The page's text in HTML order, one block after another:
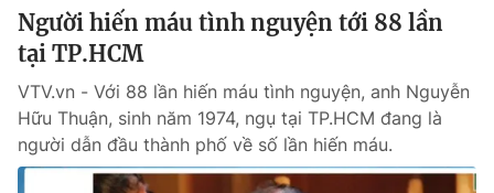
Phim VTV
Hậu trường
Nhân vật
Khán giả
Giải trí
Điện ảnh
Âm nhạc
Sao
Đời sống
Du lịch
Giáo dục
Người hiến máu tình nguyện tới 88 lần
tại TP.HCM
VTV.vn - Với 88 lần hiến máu tình nguyện, anh Nguyễn
Hữu Thuận, sinh năm 1974, ngụ tại TP.HCM đang là
người dẫn đầu thành phố về số lần hiến máu.